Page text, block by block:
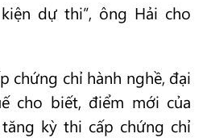
dự thi”, ông Hải cho
chứng chỉ hành nghề, đại
cho biết, điểm mới của
kỳ thi cấp chứng chỉ